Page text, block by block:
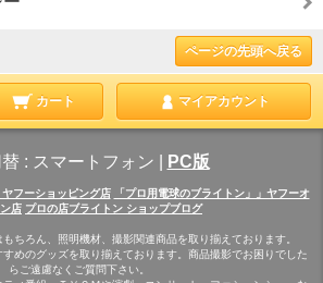
ページの先頭へ戻る
カート マイアカウント
: スマートフォン PC版
ヤフーショッピング店
「プロ用電球のブライトン」」ヤフーオ
店 プロの店ブライトン ショップブログ
ちろん、照明機材、撮影関連商品を取り揃えております。
めのグッズを取り揃えております。商品撮影でお困りでした
らご遠慮なくご質問下さい。